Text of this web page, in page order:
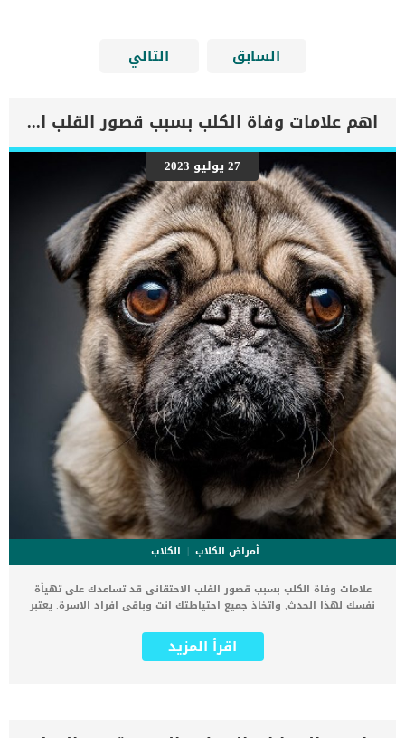
السابق التالي
اهم علامات وفاة الكلب بسبب قصور القلب الاحتقانى
27 يوليو 2023
أمراض الكلاب
الكلاب
علامات وفاة الكلب بسبب قصور القلب الاحتقانى قد تساعدك على تهيأة
نفسك لهذا الحدث, واتخاذ جميع احتياطتك انت وباقى افراد الاسرة. يعتبر
يتعرض لها جميع الكائنات الحية بما فى ذلك الكلاب والقطط. كما ان القلب
يعتبر عضوا رئيسيا فى جسم الكلاب, واى قصور به يعتبر قصور فى باقى
اقرأ المزيد